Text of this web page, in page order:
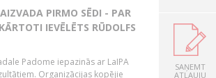
PIRMO SĒDI - PAR
IEVĒLĒTS RŪDOLFS
Padome iepazinās ar LaIPA
Organizācijas kopējie
SAŅEMT
ATĻAUJU